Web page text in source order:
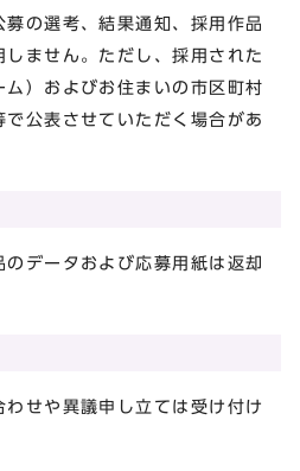
の選考、結果通知、採用作品
ません。ただし、採用された
）およびお住まいの市区町村
公表させていただく場合があ
データおよび応募用紙は返却
せや異議申し立ては受け付け